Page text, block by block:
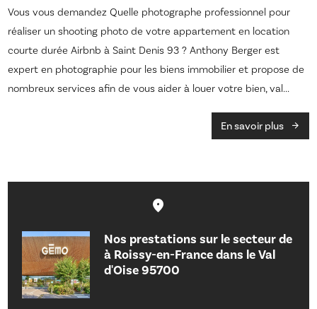
Vous vous demandez Quelle photographe professionnel pour
réaliser un shooting photo de votre appartement en location
courte durée Airbnb à Saint Denis 93 ? Anthony Berger est
expert en photographie pour les biens immobilier et propose de
nombreux services afin de vous aider à louer votre bien, val...
En savoir plus
Nos prestations sur le secteur de
à Roissy-en-France dans le Val
d'Oise 95700